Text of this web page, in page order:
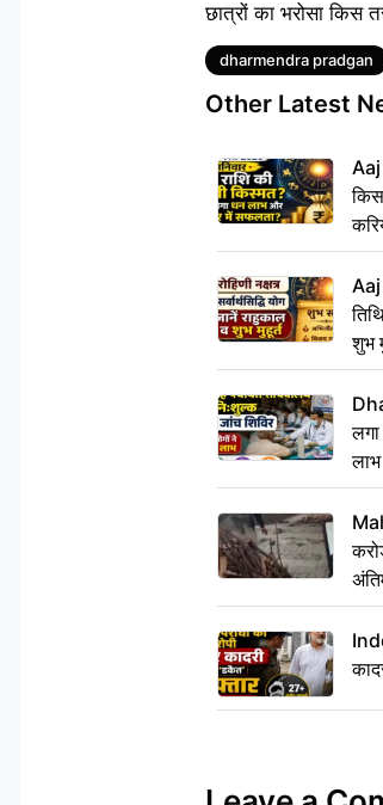
छात्रों का भरोसा किस
Tags
dharmendra pradgan
Other Latest
शुभ
लाभ